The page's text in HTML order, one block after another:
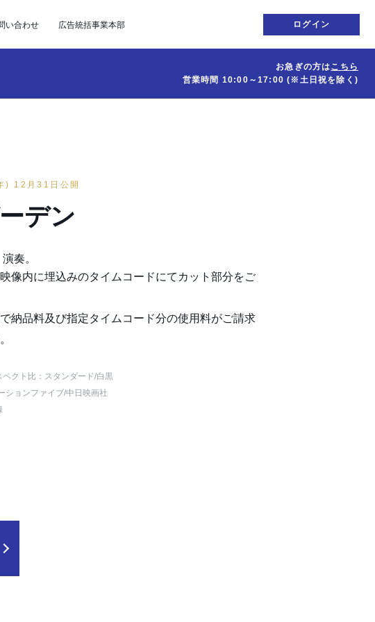
い合わせ 広告統括事業本部 ログイン
お急ぎの方はこちら
営業時間 10:00～17:00(※土日祝を除く)
) 12月31日公開
デン
奏。
像内に埋込みのタイムコードにてカット部分をご
納品料及び指定タイムコード分の使用料がご請求
ペクト比：スタンダード/白黒
ションファイブ/中日映画社